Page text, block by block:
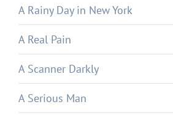
A Rainy Day in New York
A Real Pain
A Scanner Darkly
A Serious Man